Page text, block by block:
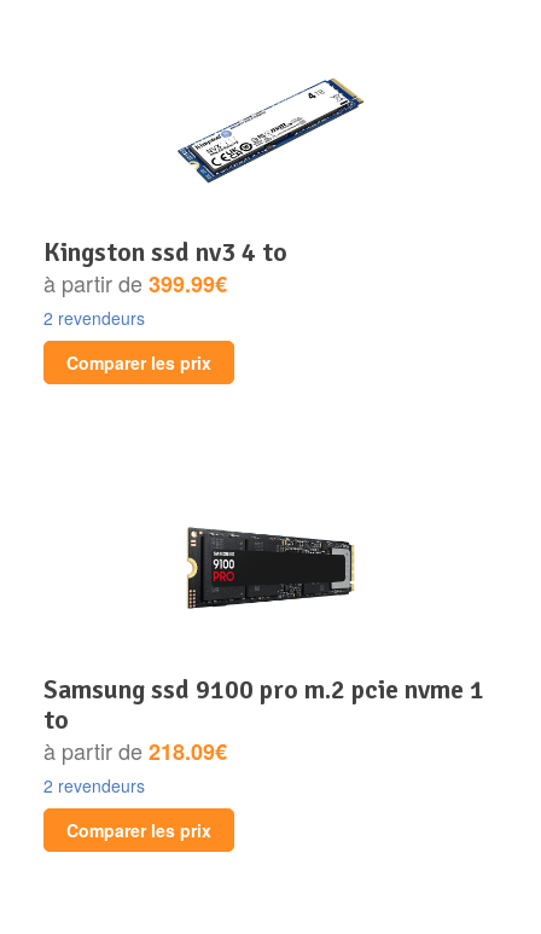
kingston ssd nv3 4 to
à partir de399.99€
2 revendeurs
Comparer les prix
samsung ssd 9100 pro m.2 pcie nvme 1
to
à partir de218.09€
2 revendeurs
Comparer les prix